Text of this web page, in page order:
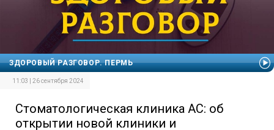
ЗДОРОВЫЙ РАЗГОВОР. ПЕРМЬ
11:03 | 26 сентября 2024
Стоматологическая клиника АС: об
открытии новой клиники и